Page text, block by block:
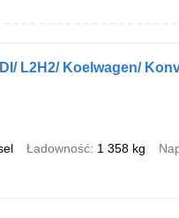
L2H2/ Koelwagen/
Ładowność 1 358 kg